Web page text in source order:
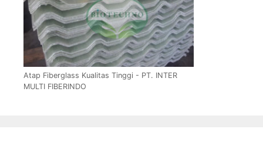
Atap Fiberglass Kualitas Tinggi - PT. INTER
MULTI FIBERINDO